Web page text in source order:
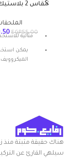
مقاس 2 بلاستيك – الوطنية
EGP55.00
مثالية
يمكن
هناك حقيقة مثبتة
سيلهي القارئ عن